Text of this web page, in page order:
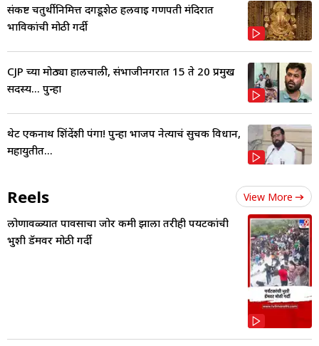
संकष्ट चतुर्थीनिमित्त दगडूशेठ हलवाई गणपती मंदिरात
भाविकांची मोठी गर्दी
CJP च्या मोठ्या हालचाली, संभाजीनगरात 15 ते 20 प्रमुख
सदस्य... पुन्हा
थेट एकनाथ शिंदेंशी पंगा! पुन्हा भाजप नेत्याचं सुचक विधान,
महायुतीत...
Reels View More
लोणावळ्यात पावसाचा जोर कमी झाला तरीही पर्यटकांची
भुशी डॅमवर मोठी गर्दी